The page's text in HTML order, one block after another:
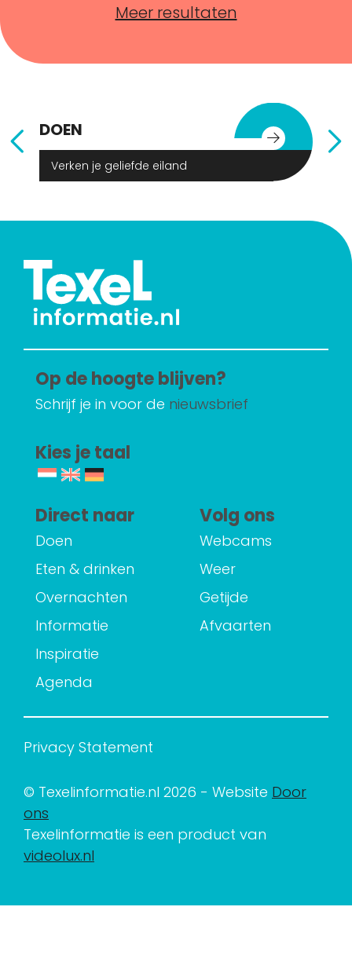
Meer resultaten
DOEN
Verken je geliefde eiland
Op de hoogte blijven?
Schrijf je in voor de nieuwsbrief
Kies je taal
Direct naar
Doen
Eten & drinken
Overnachten
Informatie
Inspiratie
Agenda
Volg ons
Webcams
Weer
Getijde
Afvaarten
Privacy Statement
© Texelinformatie.nl 2026 - Website Door
ons
Texelinformatie is een product van
videolux.nl